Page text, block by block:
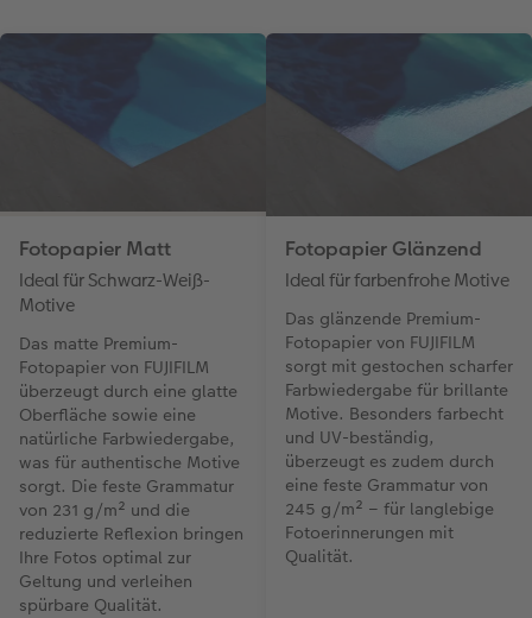
Fotopapier Matt
Ideal für Schwarz-Weiß-
Motive
Das matte Premium-
Fotopapier von FUJIFILM
überzeugt durch eine glatte
Oberfläche sowie eine
natürliche Farbwiedergabe,
was für authentische Motive
sorgt. Die feste Grammatur
von 231 g/m² und die
reduzierte Reflexion bringen
Ihre Fotos optimal zur
Geltung und verleihen
spürbare Qualität.
Fotopapier Glänzend
Ideal für farbenfrohe Motive
Das glänzende Premium-
Fotopapier von FUJIFILM
sorgt mit gestochen scharfer
Farbwiedergabe für brillante
Motive. Besonders farbecht
und UV-beständig,
überzeugt es zudem durch
eine feste Grammatur von
245 g/m² – für langlebige
Fotoerinnerungen mit
Qualität.